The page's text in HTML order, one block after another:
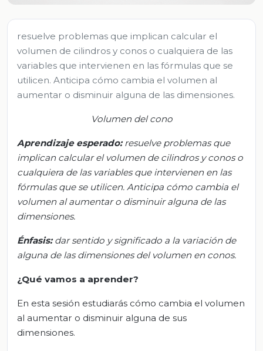
resuelve problemas que implican calcular el
volumen de cilindros y conos o cualquiera de las
variables que intervienen en las fórmulas que se
utilicen. Anticipa cómo cambia el volumen al
aumentar o disminuir alguna de las dimensiones.
Volumen del cono
Aprendizaje esperado: resuelve problemas que
implican calcular el volumen de cilindros y conos o
cualquiera de las variables que intervienen en las
fórmulas que se utilicen. Anticipa cómo cambia el
volumen al aumentar o disminuir alguna de las
dimensiones.
Énfasis:dar sentido y significado a la variación de
alguna de las dimensiones del volumen en conos.
¿Qué vamos a aprender?
En esta sesión estudiarás cómo cambia el volumen
al aumentar o disminuir alguna de sus
dimensiones.